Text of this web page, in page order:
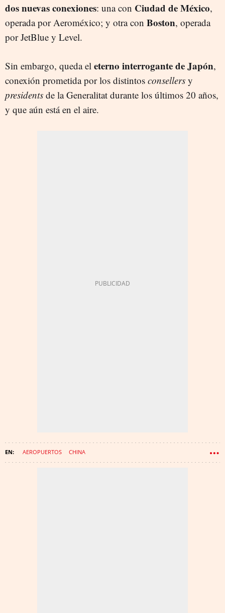
dos nuevas conexiones: una con Ciudad de México,
operada por Aeroméxico; y otra con Boston, operada
por JetBlue y Level.
Sin embargo, queda el eterno interrogante de Japón,
conexión prometida por los distintos consellers y
presidents de la Generalitat durante los últimos 20 años,
y que aún está en el aire.
AEROPUERTOS CHINA